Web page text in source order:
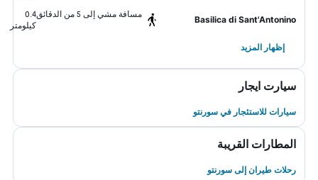
Basilica di Sant'Antonino
مسافة مشي إلى 5 من الدقائق
0.4
كيلومتر
إظهار المزيد
سيارت ايجار
سيارات للاستئجار في سورنتو
المطارات القريبة
رحلات طيران إلى سورنتو